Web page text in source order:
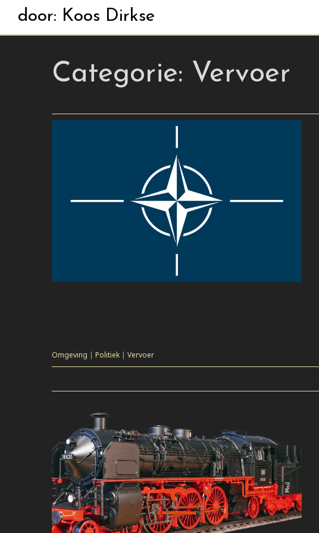
door: Koos Dirkse
Categorie: Vervoer
Omgeving | Politiek | Vervoer